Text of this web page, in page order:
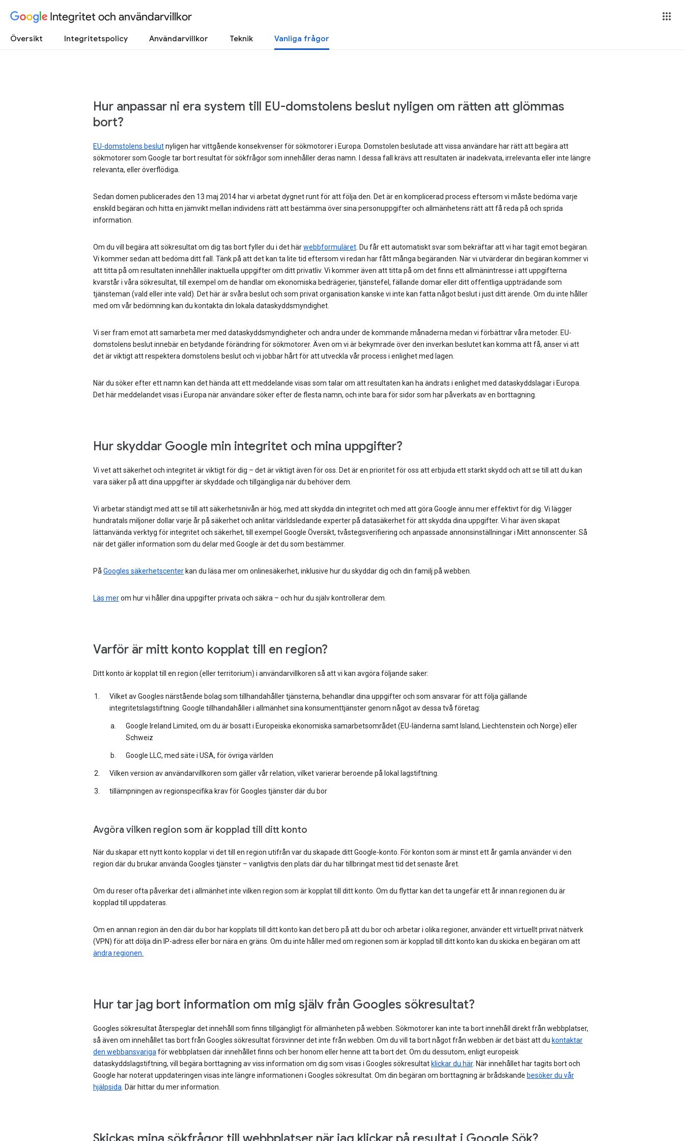
Integritet och användarvillkor
Översikt Integritetspolicy Användarvillkor Teknik Vanliga frågor
Hur anpassar ni era system till EU-domstolens beslut nyligen om rätten att glömmas
bort?
EU-domstolens beslutnyligen har vittgående konsekvenser för sökmotorer i Europa. Domstolen beslutade att vissa användare har rätt att begära att
sökmotorer som Google tar bort resultat för sökfrågor som innehåller deras namn. I dessa fall krävs att resultaten är inadekvata, irrelevanta eller inte längre
relevanta, eller överflödiga.
Sedan domen publicerades den 13 maj 2014 har vi arbetat dygnet runt för att följa den. Det är en komplicerad process eftersom vi måste bedöma varje
enskild begäran och hitta en jämvikt mellan individens rätt att bestämma över sina personuppgifter och allmänhetens rätt att få reda på och sprida
information.
Om du vill begära att sökresultat om dig tas bort fyller du i det härwebbformuläret . Du får ett automatiskt svar som bekräftar att vi har tagit emot begäran.
Vi kommer sedan att bedöma ditt fall. Tänk på att det kan ta lite tid eftersom vi redan har fått många begäranden. När vi utvärderar din begäran kommer vi
att titta på om resultaten innehåller inaktuella uppgifter om ditt privatliv. Vi kommer även att titta på om det finns ett allmänintresse i att uppgifterna
kvarstår i våra sökresultat, till exempel om de handlar om ekonomiska bedrägerier, tjänstefel, fällande domar eller ditt offentliga uppträdande som
tjänsteman (vald eller inte vald). Det här är svåra beslut och som privat organisation kanske vi inte kan fatta något beslut i just ditt ärende. Om du inte håller
med om vår bedömning kan du kontakta din lokala dataskyddsmyndighet.
Vi ser fram emot att samarbeta mer med dataskyddsmyndigheter och andra under de kommande månaderna medan vi förbättrar våra metoder. EU-
domstolens beslut innebär en betydande förändring för sökmotorer. Även om vi är bekymrade över den inverkan beslutet kan komma att få, anser vi att
det är viktigt att respektera domstolens beslut och vi jobbar hårt för att utveckla vår process i enlighet med lagen.
När du söker efter ett namn kan det hända att ett meddelande visas som talar om att resultaten kan ha ändrats i enlighet med dataskyddslagar i Europa.
Det här meddelandet visas i Europa när användare söker efter de flesta namn, och inte bara för sidor som har påverkats av en borttagning.
Hur skyddar Google min integritet och mina uppgifter?
Vi vet att säkerhet och integritet är viktigt för dig – det är viktigt även för oss. Det är en prioritet för oss att erbjuda ett starkt skydd och att se till att du kan
vara säker på att dina uppgifter är skyddade och tillgängliga när du behöver dem.
Vi arbetar ständigt med att se till att säkerhetsnivån är hög, med att skydda din integritet och med att göra Google ännu mer effektivt för dig. Vi lägger
hundratals miljoner dollar varje år på säkerhet och anlitar världsledande experter på datasäkerhet för att skydda dina uppgifter. Vi har även skapat
lättanvända verktyg för integritet och säkerhet, till exempel Google Översikt, tvåstegsverifiering och anpassade annonsinställningar i Mitt annonscenter. Så
när det gäller information som du delar med Google är det du som bestämmer.
På Googles säkerhetscenter kan du läsa mer om onlinesäkerhet, inklusive hur du skyddar dig och din familj på webben.
Läs merom hur vi håller dina uppgifter privata och säkra – och hur du själv kontrollerar dem.
Varför är mitt konto kopplat till en region?
Ditt konto är kopplat till en region (eller territorium) i användarvillkoren så att vi kan avgöra följande saker:
Vilket av Googles närstående bolag som tillhandahåller tjänsterna, behandlar dina uppgifter och som ansvarar för att följa gällande
integritetslagstiftning. Google tillhandahåller i allmänhet sina konsumenttjänster genom något av dessa två företag:
Google Ireland Limited, om du är bosatt i Europeiska ekonomiska samarbetsområdet (EU-länderna samt Island, Liechtenstein och Norge) eller
Schweiz
Google LLC, med säte i USA, för övriga världen
Vilken version av användarvillkoren som gäller vår relation, vilket varierar beroende på lokal lagstiftning.
tillämpningen av regionspecifika krav för Googles tjänster där du bor
Avgöra vilken region som är kopplad till ditt konto
När du skapar ett nytt konto kopplar vi det till en region utifrån var du skapade ditt Google-konto. För konton som är minst ett år gamla använder vi den
region där du brukar använda Googles tjänster – vanligtvis den plats där du har tillbringat mest tid det senaste året.
Om du reser ofta påverkar det i allmänhet inte vilken region som är kopplat till ditt konto. Om du flyttar kan det ta ungefär ett år innan regionen du är
kopplad till uppdateras.
Om en annan region än den där du bor har kopplats till ditt konto kan det bero på att du bor och arbetar i olika regioner, använder ett virtuellt privat nätverk
(VPN) för att dölja din IP-adress eller bor nära en gräns. Om du inte håller med om regionen som är kopplad till ditt konto kan du skicka en begäran om att
ändra regionen.
Hur tar jag bort information om mig själv från Googles sökresultat?
Googles sökresultat återspeglar det innehåll som finns tillgängligt för allmänheten på webben. Sökmotorer kan inte ta bort innehåll direkt från webbplatser,
så även om innehållet tas bort från Googles sökresultat försvinner det inte från webben. Om du vill ta bort något från webben är det bäst att du kontaktar
den webbansvariga för webbplatsen där innehållet finns och ber honom eller henne att ta bort det. Om du dessutom, enligt europeisk
dataskyddslagstiftning, vill begära borttagning av viss information om dig som visas i Googles sökresultat klickar du här. När innehållet har tagits bort och
Google har noterat uppdateringen visas inte längre informationen i Googles sökresultat. Om din begäran om borttagning är brådskande besöker du vår
hjälpsida . Där hittar du mer information.